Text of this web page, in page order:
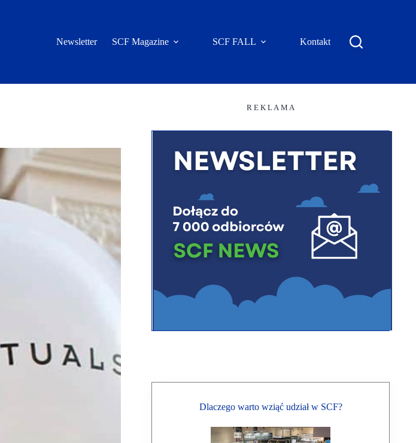
Newsletter SCF Magazine SCF FALL Kontakt
R E K L A M A
Dlaczego warto wziąć udział w SCF?